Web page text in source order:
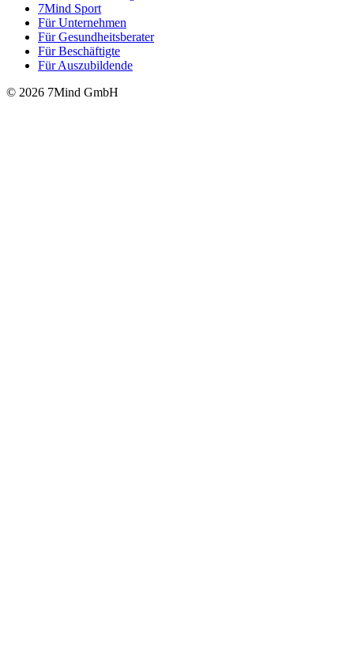
7Mind Sport
Für Unter­neh­men
Für Gesund­heits­be­ra­ter
Für Beschäftigte
Für Auszubildende
© 2026 7Mind GmbH